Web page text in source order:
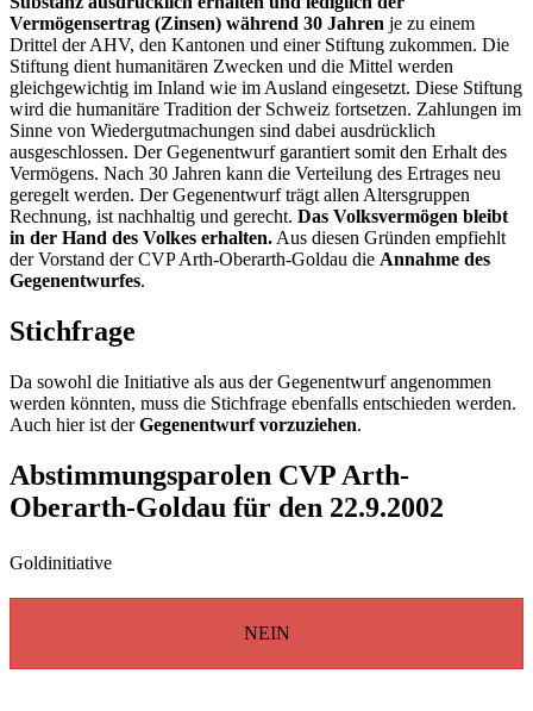
Vermögensertrag (Zinsen) während 30 Jahren je zu einem
Drittel der AHV, den Kantonen und einer Stiftung zukommen. Die
Stiftung dient humanitären Zwecken und die Mittel werden
gleichgewichtig im Inland wie im Ausland eingesetzt. Diese Stiftung
wird die humanitäre Tradition der Schweiz fortsetzen. Zahlungen im
Sinne von Wiedergutmachungen sind dabei ausdrücklich
ausgeschlossen. Der Gegenentwurf garantiert somit den Erhalt des
Vermögens. Nach 30 Jahren kann die Verteilung des Ertrages neu
geregelt werden. Der Gegenentwurf trägt allen Altersgruppen
Rechnung, ist nachhaltig und gerecht. Das Volksvermögen bleibt
in der Hand des Volkes erhalten. Aus diesen Gründen empfiehlt
der Vorstand der CVP Arth-Oberarth-Goldau die Annahme des
Gegenentwurfes.
Stichfrage
Da sowohl die Initiative als aus der Gegenentwurf angenommen
werden könnten, muss die Stichfrage ebenfalls entschieden werden.
Auch hier ist derGegenentwurf vorzuziehen.
Abstimmungsparolen CVP Arth-
Oberarth-Goldau für den 22.9.2002
Goldinitiative
NEIN